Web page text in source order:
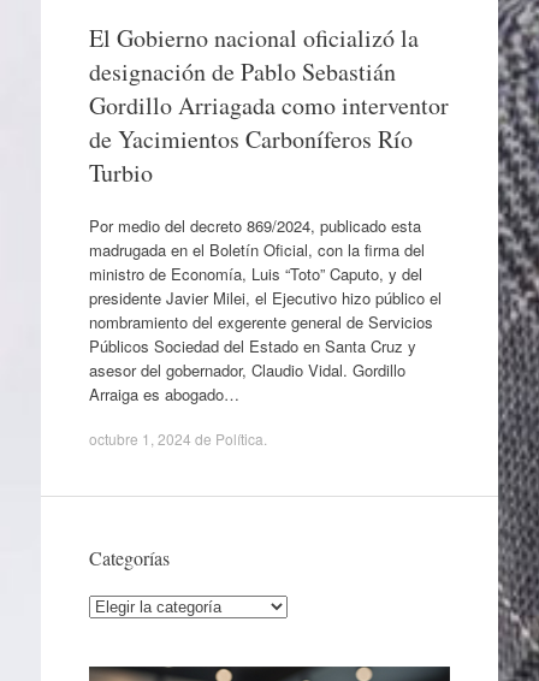
El Gobierno nacional oficializó la
designación de Pablo Sebastián
Gordillo Arriagada como interventor
de Yacimientos Carboníferos Río
Turbio
Por medio del decreto 869/2024, publicado esta
madrugada en el Boletín Oficial, con la firma del
ministro de Economía, Luis “Toto” Caputo, y del
presidente Javier Milei, el Ejecutivo hizo público el
nombramiento del exgerente general de Servicios
Públicos Sociedad del Estado en Santa Cruz y
asesor del gobernador, Claudio Vidal. Gordillo
Arraiga es abogado…
octubre 1, 2024 de Política
Categorías
Categorías